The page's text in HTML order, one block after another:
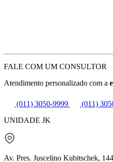
FALE COM UM CONSULTOR
Atendimento personalizado com a
(011) 3050-9999
(011)
UNIDADE JK
Av. Pres. Juscelino Kubitschek,